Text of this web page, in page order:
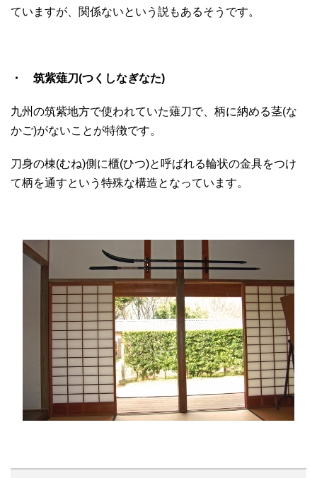
ていますが、関係ないという説もあるそうです。
・ 筑紫薙刀(つくしなぎなた)
九州の筑紫地方で使われていた薙刀で、柄に納める茎(な
かご)がないことが特徴です。
刀身の棟(むね)側に櫃(ひつ)と呼ばれる輪状の金具をつけ
て柄を通すという特殊な構造となっています。